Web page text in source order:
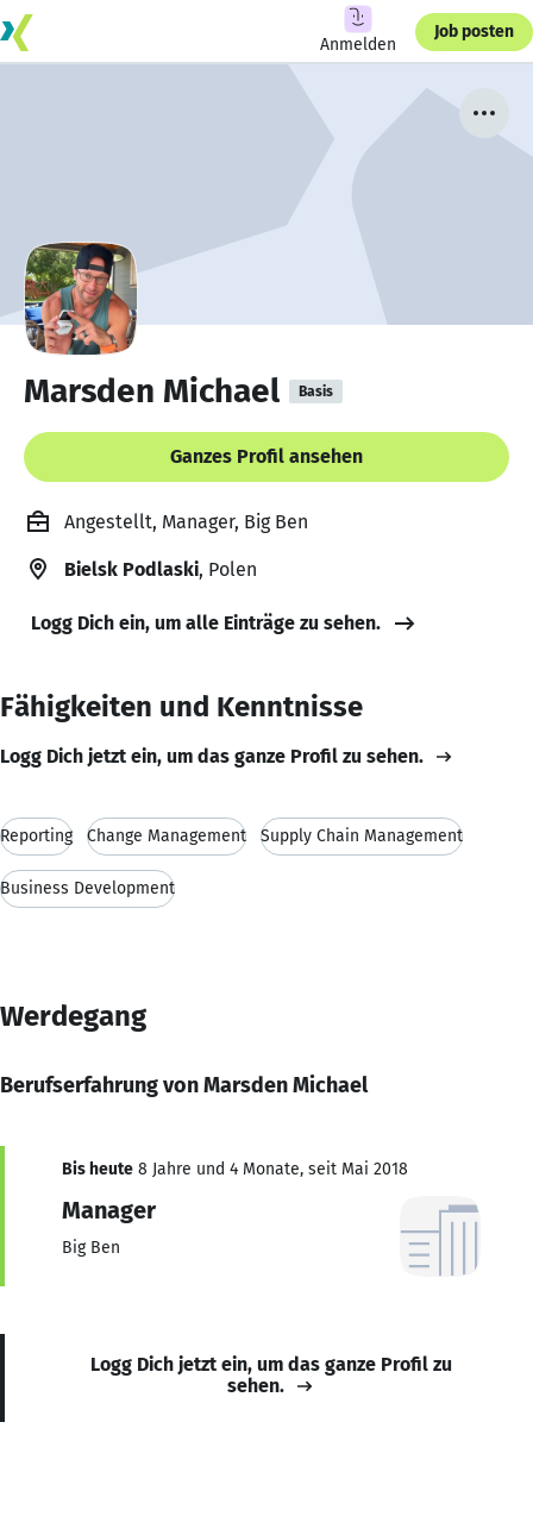
Anmelden
Job posten
Marsden Michael Basis
Ganzes Profil ansehen
Angestellt, Manager, Big Ben
Bielsk Podlaski, Polen
Logg Dich ein, um alle Einträge zu sehen.
Fähigkeiten und Kenntnisse
Logg Dich jetzt ein, um das ganze Profil zu sehen.
Reporting Change Management Supply Chain Management
Business Development
Werdegang
Berufserfahrung von Marsden Michael
Bis heute 8 Jahre und 4 Monate, seit Mai 2018
Manager
Big Ben
Logg Dich jetzt ein, um das ganze Profil zu
sehen.